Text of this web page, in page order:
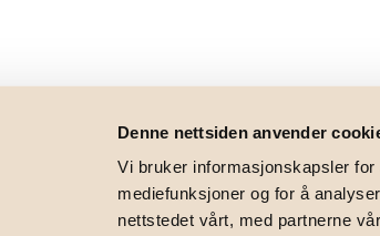
Denne nettsiden anvender
Vi bruker informasjonskapsler
mediefunksjoner og for å
nettstedet vårt, med partnerne